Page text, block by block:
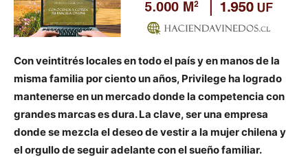
Con veintitrés locales en todo el país y en manos de la
misma familia por ciento un años, Privilege ha logrado
mantenerse en un mercado donde la competencia con
grandes marcas es dura. La clave, ser una empresa
donde se mezcla el deseo de vestir a la mujer chilena y
el orgullo de seguir adelante con el sueño familiar.